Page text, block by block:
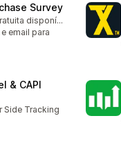
Survey
Avaliação gratuita disponível
email para
& CAPI
Side Tracking